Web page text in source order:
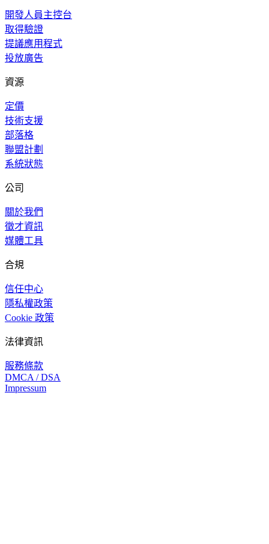
開發人員主控台
取得驗證
提議應用程式
投放廣告
資源
定價
技術支援
部落格
聯盟計劃
系統狀態
公司
關於我們
徵才資訊
媒體工具
合規
信任中心
隱私權政策
Cookie 政策
法律資訊
服務條款
DMCA / DSA
Impressum